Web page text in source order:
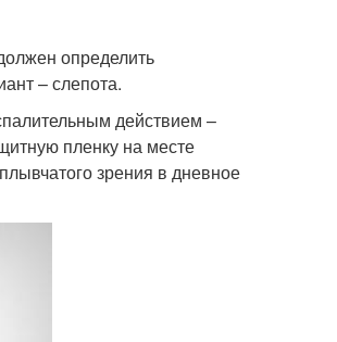
определить
– слепота.
действием –
пленку на месте
зрения в дневное